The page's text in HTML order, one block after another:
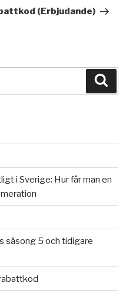
(Erbjudande)
i Sverige: Hur får man en
säsong 5 och tidigare